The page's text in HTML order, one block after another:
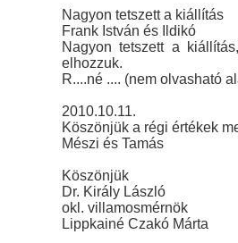
Nagyon tetszett a kiállítás
Frank István és Ildikó
Nagyon tetszett a
elhozzuk.
R....né .... (nem olvasható
2010.10.11.
Köszönjük a régi értékek
Mészi és Tamás
Köszönjük
Dr. Király László
okl. villamosmérnök
Lippkainé Czakó Márta